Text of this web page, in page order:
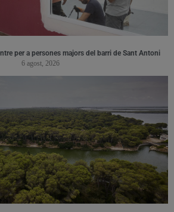
per a persones majors del barri de Sant Antoni
6 agost, 2026